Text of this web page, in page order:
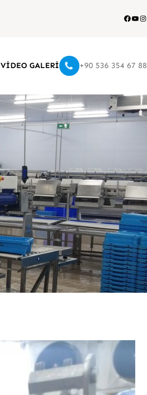
VİDEO GALERİ +90 536 354 67 88